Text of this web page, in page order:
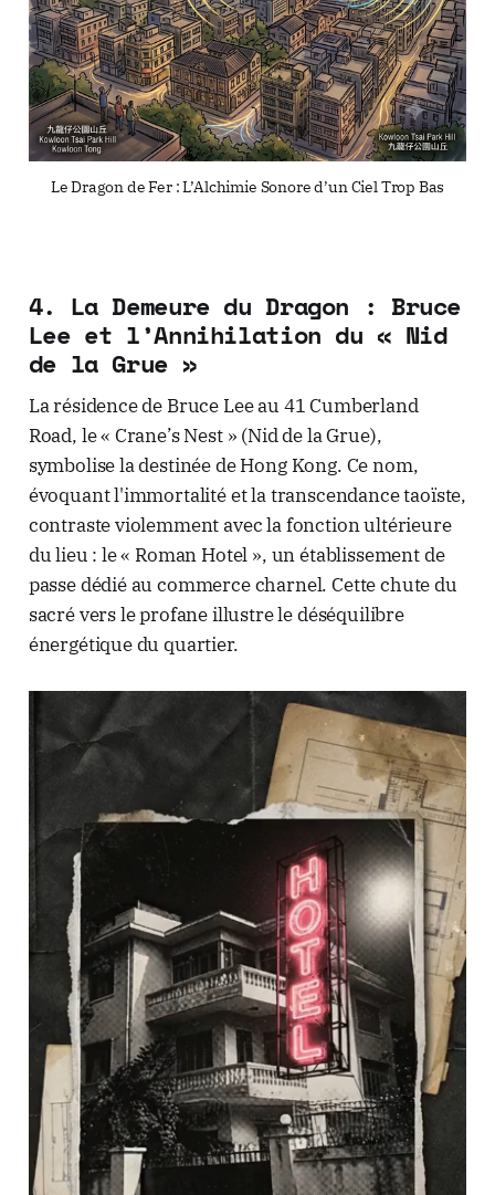
Le Dragon de Fer : L’Alchimie Sonore d’un Ciel Trop Bas
4. La Demeure du Dragon : Bruce
Lee et l’Annihilation du « Nid
de la Grue »
La résidence de Bruce Lee au 41 Cumberland
Road, le « Crane’s Nest » (Nid de la Grue),
symbolise la destinée de Hong Kong. Ce nom,
évoquant l'immortalité et la transcendance taoïste,
contraste violemment avec la fonction ultérieure
du lieu : le « Roman Hotel », un établissement de
passe dédié au commerce charnel. Cette chute du
sacré vers le profane illustre le déséquilibre
énergétique du quartier.